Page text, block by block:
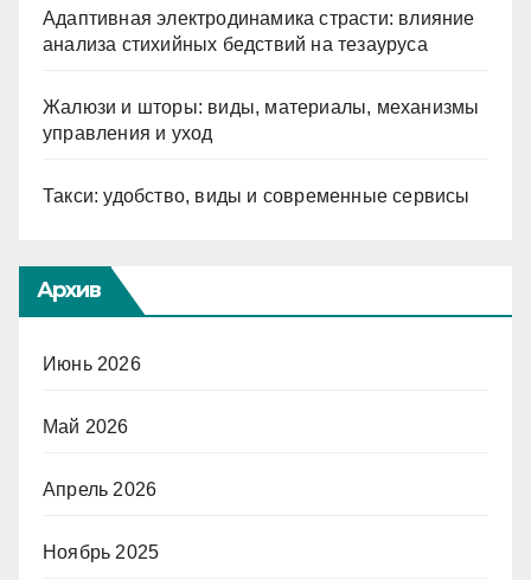
Адаптивная электродинамика страсти: влияние
анализа стихийных бедствий на тезауруса
Жалюзи и шторы: виды, материалы, механизмы
управления и уход
Такси: удобство, виды и современные сервисы
Архив
Июнь 2026
Май 2026
Апрель 2026
Ноябрь 2025